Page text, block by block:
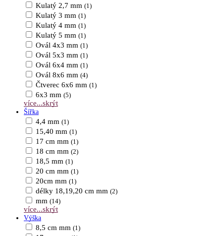
Kulatý 2,7 mm (1)
Kulatý 3 mm (1)
Kulatý 4 mm (1)
Kulatý 5 mm (1)
Ovál 4x3 mm (1)
Ovál 5x3 mm (1)
Ovál 6x4 mm (1)
Ovál 8x6 mm (4)
Čtverec 6x6 mm (1)
6x3 mm (5)
více...skrýt
Šířka
4,4 mm (1)
15,40 mm (1)
17 cm mm (1)
18 cm mm (2)
18,5 mm (1)
20 cm mm (1)
20cm mm (1)
délky 18,19,20 cm mm (2)
mm (14)
více...skrýt
Výška
8,5 cm mm (1)